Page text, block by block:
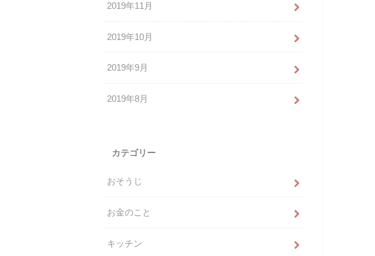
2019年11月
2019年10月
2019年9月
2019年8月
カテゴリー
おそうじ
お金のこと
キッチン